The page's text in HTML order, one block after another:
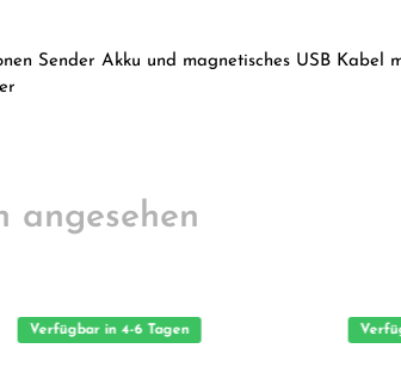
Sender Akku und magnetisches USB
angesehen
Verfügbar in 4-6 Tagen